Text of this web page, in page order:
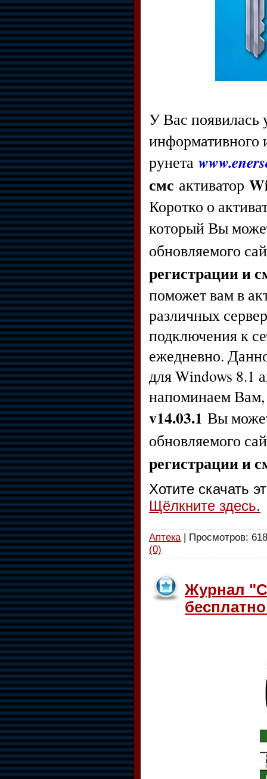
У Вас появилась
информативного
рунета
смс активатор
Коротко о
который Вы
обновляемого
регистрации и
поможет вам в
различных
подключения к
ежедневно.
для Windows 8.1
напоминаем Вам,
v14.03.1 Вы
обновляемого
регистрации и
Хотите скачать
Щёлкните здесь.
Аптека | Просмотров:
(0)
Журнал